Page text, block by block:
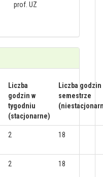
prof. UZ
Liczba
godzin w
tygodniu
(stacjonarne)
Liczba godzin
semestrze
2 18
2 18